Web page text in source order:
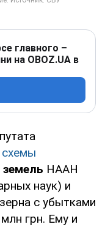
главного –
на OBOZ.UA в
схемы
земель НААН
наук) и
с убытками
грн. Ему и